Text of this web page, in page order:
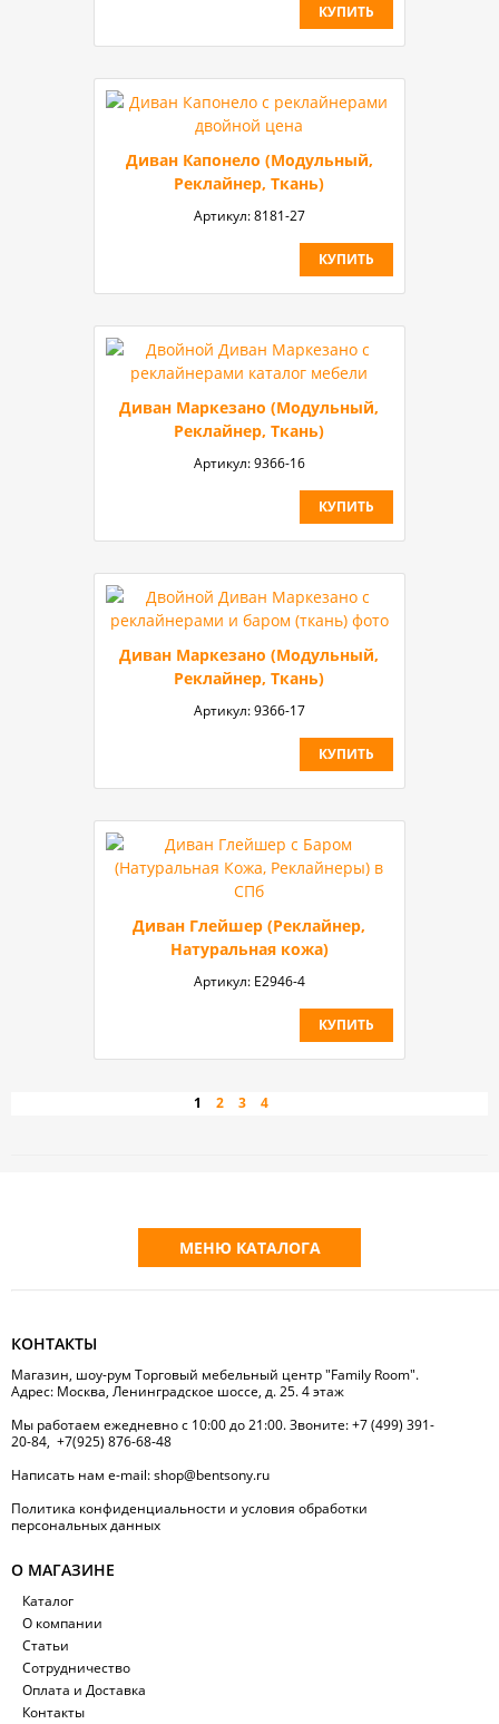
КУПИТЬ
Диван Капонело (Модульный,
Реклайнер, Ткань)
Артикул:8181-27
КУПИТЬ
Диван Маркезано (Модульный,
Реклайнер, Ткань)
Артикул:9366-16
КУПИТЬ
Диван Маркезано (Модульный,
Реклайнер, Ткань)
Артикул:9366-17
КУПИТЬ
Диван Глейшер (Реклайнер,
Натуральная кожа)
Артикул: E2946-4
КУПИТЬ
1 2 3 4
МЕНЮ КАТАЛОГА
КОНТАКТЫ
Магазин, шоу-рум Торговый мебельный центр "Family Room".
Адрес: Москва, Ленинградское шоссе, д. 25. 4 этаж
Мы работаем ежедневно с 10:00 до 21:00. Звоните:+7 (499) 391-
20-84, +7(925) 876-68-48
Написать нам e-mail:shop@bentsony.ru
Политика конфиденциальности и условия обработки
персональных данных
О МАГАЗИНЕ
Каталог
О компании
Статьи
Сотрудничество
Оплата и Доставка
Контакты